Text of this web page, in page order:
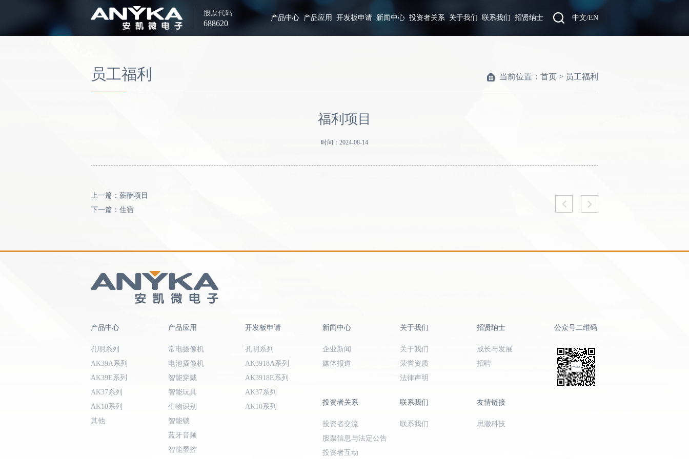
中文/EN
产品中心 产品应用 开发板申请 新闻中心 投资者关系 关于我们 联系我们 招贤纳士
股票代码
688620
当前位置： 首页 > 员工福利
员工福利
福利项目
时间：2024-08-14
上一篇：薪酬项目
下一篇：住宿
产品中心
孔明系列
AK39A系列
AK39E系列
AK37系列
AK10系列
其他
产品应用
常电摄像机
电池摄像机
智能穿戴
智能玩具
生物识别
智能锁
蓝牙音频
智能显控
开发板申请
孔明系列
AK3918A系列
AK3918E系列
AK37系列
AK10系列
新闻中心
企业新闻
媒体报道
关于我们
关于我们
荣誉资质
法律声明
招贤纳士
成长与发展
招聘
投资者关系
投资者交流
股票信息与法定公告
投资者互动
联系我们
联系我们
友情链接
思澈科技
公众号二维码